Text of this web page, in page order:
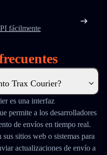
fácilmente
Trax Courier?
es una interfaz
permite a los desarrolladores
de envíos en tiempo real.
sitios web o sistemas para
actualizaciones de envío a